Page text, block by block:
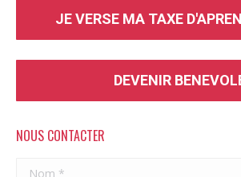
JE VERSE MA TAXE
DEVENIR
NOUS CONTACTER
Nom *